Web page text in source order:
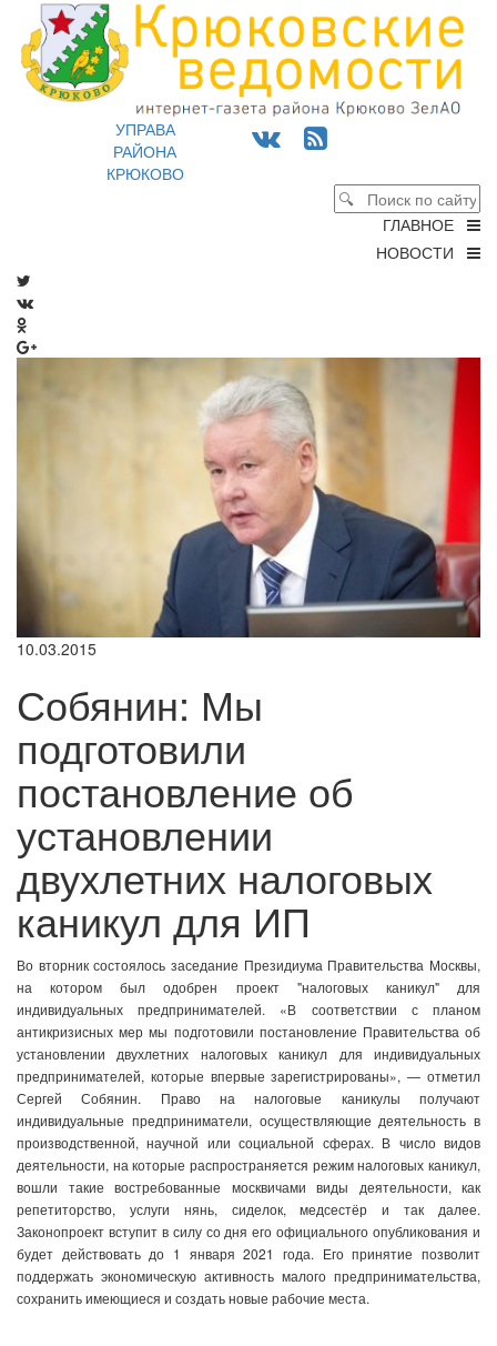
УПРАВА
РАЙОНА
КРЮКОВО
ГЛАВНОЕ
НОВОСТИ
10.03.2015
Собянин: Мы
подготовили
постановление об
установлении
двухлетних налоговых
каникул для ИП
Во вторник состоялось заседание Президиума Правительства Москвы,
на котором был одобрен проект "налоговых каникул" для
индивидуальных предпринимателей. «В соответствии с планом
антикризисных мер мы подготовили постановление Правительства об
установлении двухлетних налоговых каникул для индивидуальных
предпринимателей, которые впервые зарегистрированы», — отметил
Сергей Собянин. Право на налоговые каникулы получают
индивидуальные предприниматели, осуществляющие деятельность в
производственной, научной или социальной сферах. В число видов
деятельности, на которые распространяется режим налоговых каникул,
вошли такие востребованные москвичами виды деятельности, как
репетиторство, услуги нянь, сиделок, медсестёр и так далее.
Законопроект вступит в силу со дня его официального опубликования и
будет действовать до 1 января 2021 года. Его принятие позволит
поддержать экономическую активность малого предпринимательства,
сохранить имеющиеся и создать новые рабочие места.